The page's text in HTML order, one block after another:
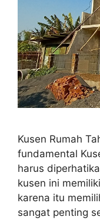
Kusen Rumah
fundamental
harus
kusen ini
karena itu
sangat penting